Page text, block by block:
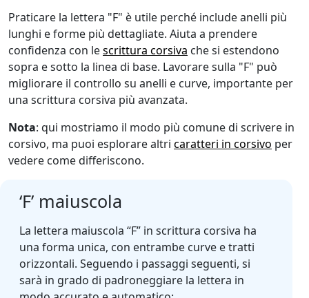
Praticare la lettera "F" è utile perché include anelli più
lunghi e forme più dettagliate. Aiuta a prendere
confidenza con lescrittura corsiva che si estendono
sopra e sotto la linea di base. Lavorare sulla "F" può
migliorare il controllo su anelli e curve, importante per
una scrittura corsiva più avanzata.
Nota: qui mostriamo il modo più comune di scrivere in
corsivo, ma puoi esplorare altri caratteri in corsivo per
vedere come differiscono.
‘F’ maiuscola
La lettera maiuscola “F” in scrittura corsiva ha
una forma unica, con entrambe curve e tratti
orizzontali. Seguendo i passaggi seguenti, si
sarà in grado di padroneggiare la lettera in